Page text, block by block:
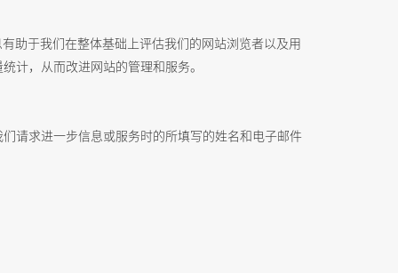
助于我们在整体基础上评估我们的网站浏览者以及用
计，从而改进网站的管理和服务。
请求进一步信息或服务时的所填写的姓名和电子邮件